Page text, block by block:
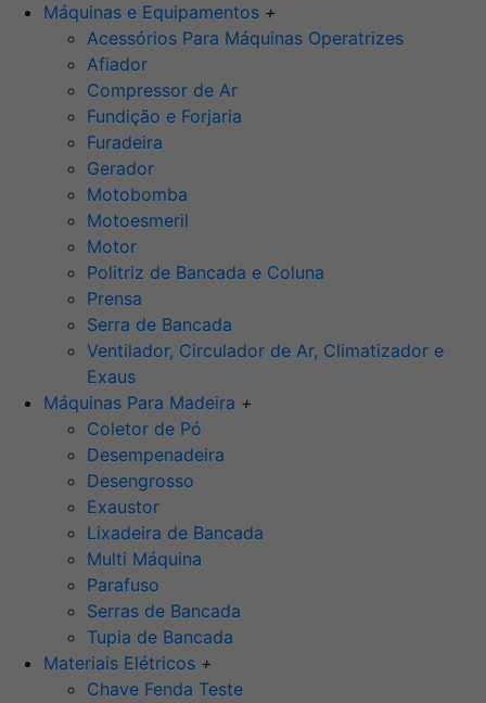
Máquinas e Equipamentos +
Acessórios Para Máquinas Operatrizes
Afiador
Compressor de Ar
Fundição e Forjaria
Furadeira
Gerador
Motobomba
Motoesmeril
Motor
Politriz de Bancada e Coluna
Prensa
Serra de Bancada
Ventilador, Circulador de Ar, Climatizador e
Exaus
Máquinas Para Madeira +
Coletor de Pó
Desempenadeira
Desengrosso
Exaustor
Lixadeira de Bancada
Multi Máquina
Parafuso
Serras de Bancada
Tupia de Bancada
Materiais Elétricos +
Chave Fenda Teste